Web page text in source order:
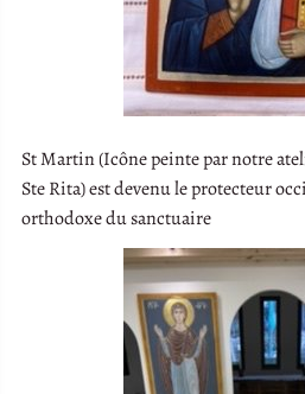
St Martin (Icône peinte par notre
Ste Rita) est devenu le protecteur
orthodoxe du sanctuaire